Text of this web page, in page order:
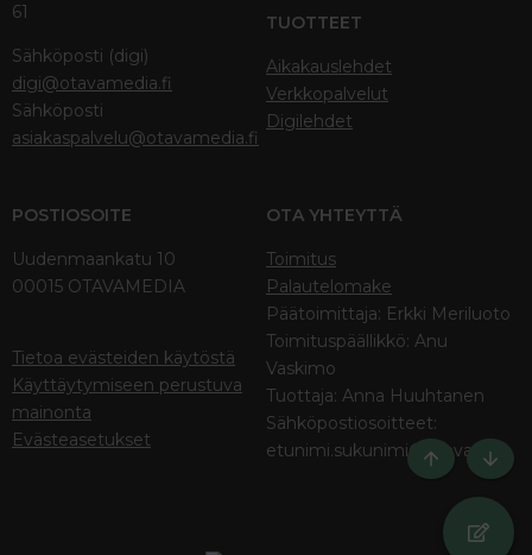
61
Sähköposti (digi)
digi@otavamedia.fi
Sähköposti
asiakaspalvelu@otavamedia.fi
TUOTTEET
Aikakauslehdet
Verkkopalvelut
Digilehdet
POSTIOSOITE
Uudenmaankatu 10
00015 OTAVAMEDIA
Tietoa evästeiden käytöstä
Käyttäytymiseen perustuva
mainonta
Evästeasetukset
OTA YHTEYTTÄ
Toimitus
Palautelomake
Päätoimittaja: Erkki Meriluoto
Toimituspäällikkö: Anu
Vaskimo
Tuottaja: Anna Huuhtanen
Sähköpostiosoitteet:
etunimi.sukunimi@otava.fi
Ylös